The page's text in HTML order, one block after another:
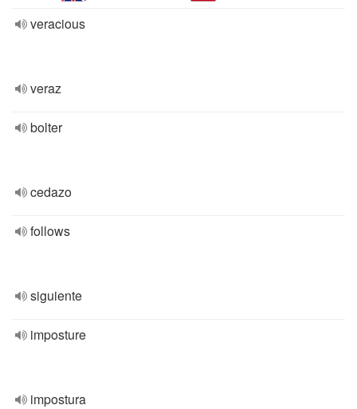
veracious
veraz
bolter
cedazo
follows
siguiente
imposture
impostura